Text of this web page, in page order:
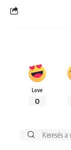
Love
0
Keresés: